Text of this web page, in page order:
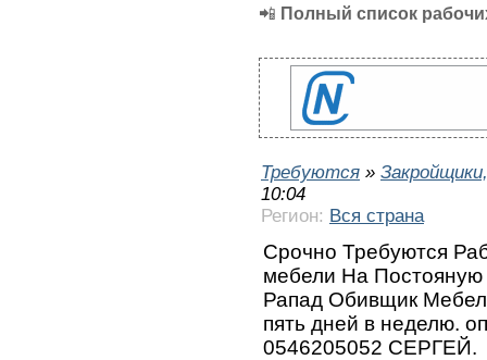
📲 Полный список
Требуются »
10:04
Регион: Вся страна
Срочно Требуются
мебели На Постoяную
Рапад Обивщик
пять дней в неделю.
0546205052 СЕРГЕЙ.